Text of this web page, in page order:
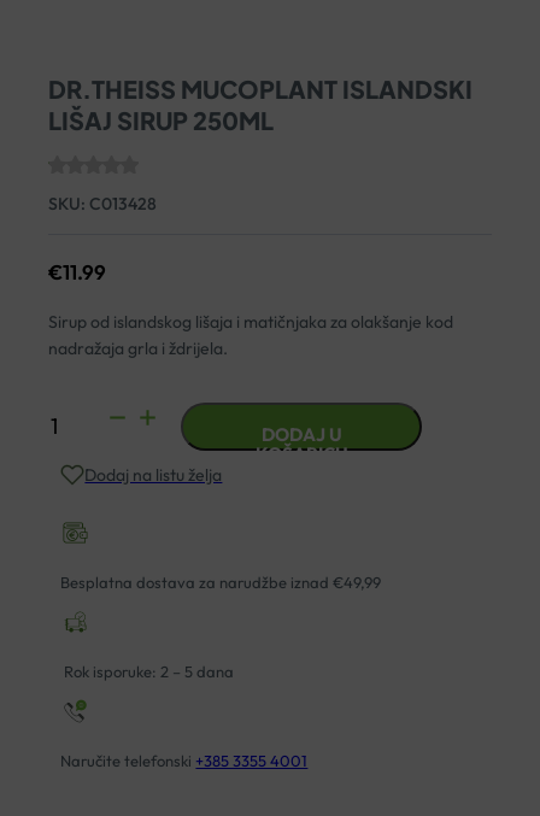
DR.THEISS MUCOPLANT ISLANDSKI
LIŠAJ SIRUP 250ML
SKU: C013428
€11.99
Sirup od islandskog lišaja i matičnjaka za olakšanje kod
nadražaja grla i ždrĳela.
DR.THEISS
ISLANDSKI
SIRUP
250ML
DODAJ U
KOŠARICU
Dodaj na listu želja
Besplatna dostava za narudžbe iznad €49,99
Rok isporuke: 2 – 5 dana
Naručite telefonski +385 3355 4001